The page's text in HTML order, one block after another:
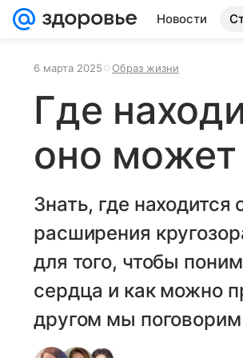
Новости
6 марта 2025 Образ жизни
Где
оно может
Знать, где
расширения
для того, чтобы
сердца и как можно
другом мы